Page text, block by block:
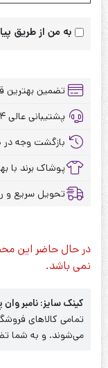
به من از طریق
تضمین بهترین
پشتیبانی عالی ۲۴ ساعته، ۷ روز هفته
بازگشت وجه
پوشاک برند با
تحویل سریع و
در حال حاضر این
نمی باشد.
کینک سایز: نامبر
تمامی کالاهای
می‌شوند. و به شما